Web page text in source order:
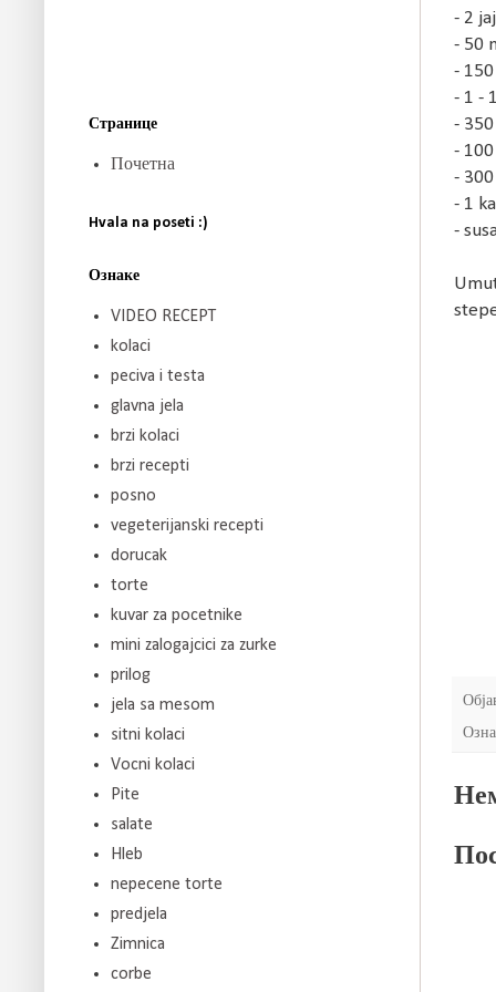
- 2
- 50
-
- 1 -
-
-
-
- 1
-
Странице
Почетна
Hvala na poseti :)
Ознаке
VIDEO RECEPT
kolaci
peciva i testa
glavna jela
brzi kolaci
brzi recepti
posno
vegeterijanski recepti
dorucak
torte
kuvar za pocetnike
mini zalogajcici za zurke
prilog
jela sa mesom
sitni kolaci
Vocni kolaci
Pite
salate
Hleb
nepecene torte
predjela
Zimnica
corbe